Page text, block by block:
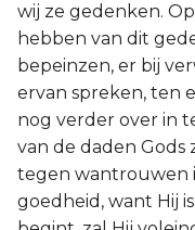
wij ze gedenken.
hebben van dit
bepeinzen, er bij
ervan spreken, ten
nog verder over in
van de daden
tegen wantrouwen
goedheid, want Hij